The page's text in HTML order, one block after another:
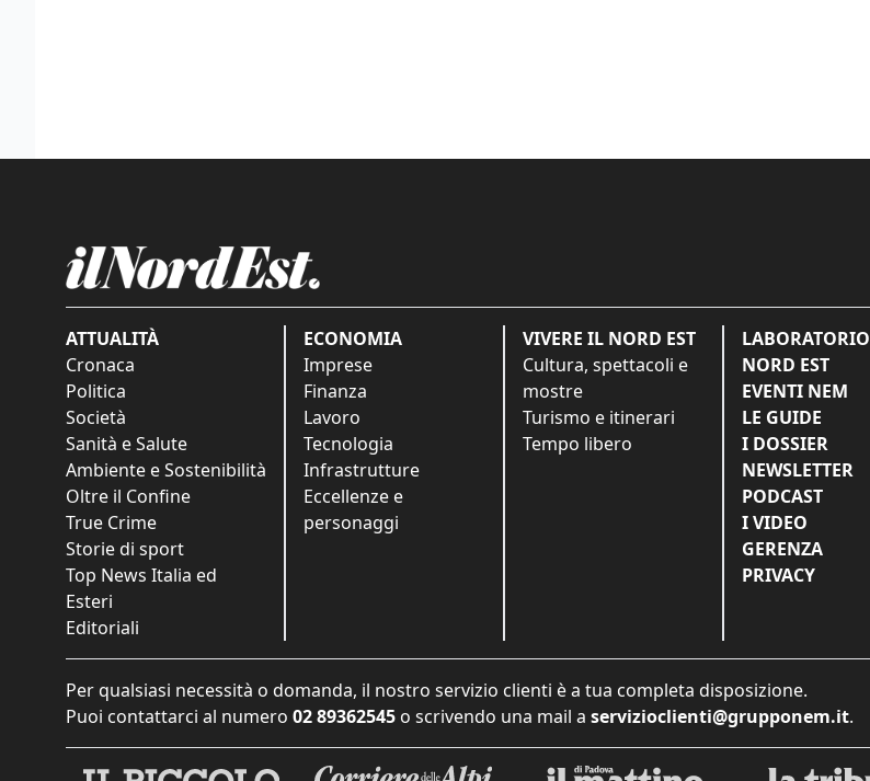
ATTUALITÀ
Cronaca
Politica
Società
Sanità e Salute
Ambiente e Sostenibilità
Oltre il Confine
True Crime
Storie di sport
Top News Italia ed
Esteri
Editoriali
ECONOMIA
Imprese
Finanza
Lavoro
Tecnologia
Infrastrutture
Eccellenze e
personaggi
VIVERE IL NORD EST
Cultura, spettacoli e
mostre
Turismo e itinerari
Tempo libero
LABORATORIO
NORD EST
EVENTI NEM
LE GUIDE
I DOSSIER
NEWSLETTER
PODCAST
I VIDEO
GERENZA
PRIVACY
Per qualsiasi necessità o domanda, il nostro servizio clienti è a tua completa disposizione.
Puoi contattarci al numero 02 89362545 o scrivendo una mail a servizioclienti@grupponem.it.